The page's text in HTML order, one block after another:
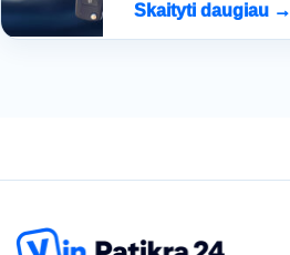
Skaityti daugiau →